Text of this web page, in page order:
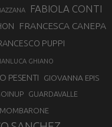
FABIOLA CONTI
FRANCESCA CANEPA
PUPPI
GHIANO
PESENTI GIOVANNA EPIS
GUARDAVALLE